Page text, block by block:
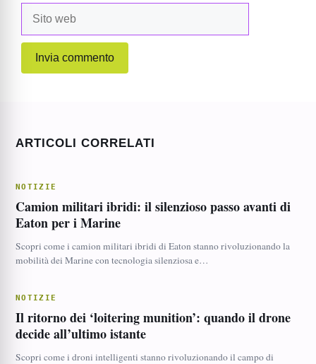
web
ARTICOLI CORRELATI
NOTIZIE
Camion militari ibridi: il silenzioso passo avanti di
Eaton per i Marine
Scopri come i camion militari ibridi di Eaton stanno rivoluzionando la
mobilità dei Marine con tecnologia silenziosa e…
NOTIZIE
Il ritorno dei ‘loitering munition’: quando il drone
decide all’ultimo istante
Scopri come i droni intelligenti stanno rivoluzionando il campo di